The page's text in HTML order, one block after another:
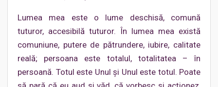
Lumea mea este o lume deschisă, comună
tuturor, accesibilă tuturor. În lumea mea există
comuniune, putere de pătrundere, iubire, calitate
reală; persoana este totalul, totalitatea – în
persoană. Totul este Unul şi Unul este totul. Poate